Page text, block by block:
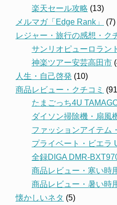
楽天セール攻略 (13)
メルマガ「Edge Rank」
(7)
レジャー・旅行の感想・ク
サンリオピューロラン
神楽ツアー安芸高田市
人生・自己啓発 (10)
商品レビュー・クチコミ
たまごっち4U
ダイソン掃除機・扇風
ファッションアイテム
プライベート・ビエラ
全録DIGA DMR-
商品レビュー・寒い時
商品レビュー・暑い時
懐かしいネタ (5)